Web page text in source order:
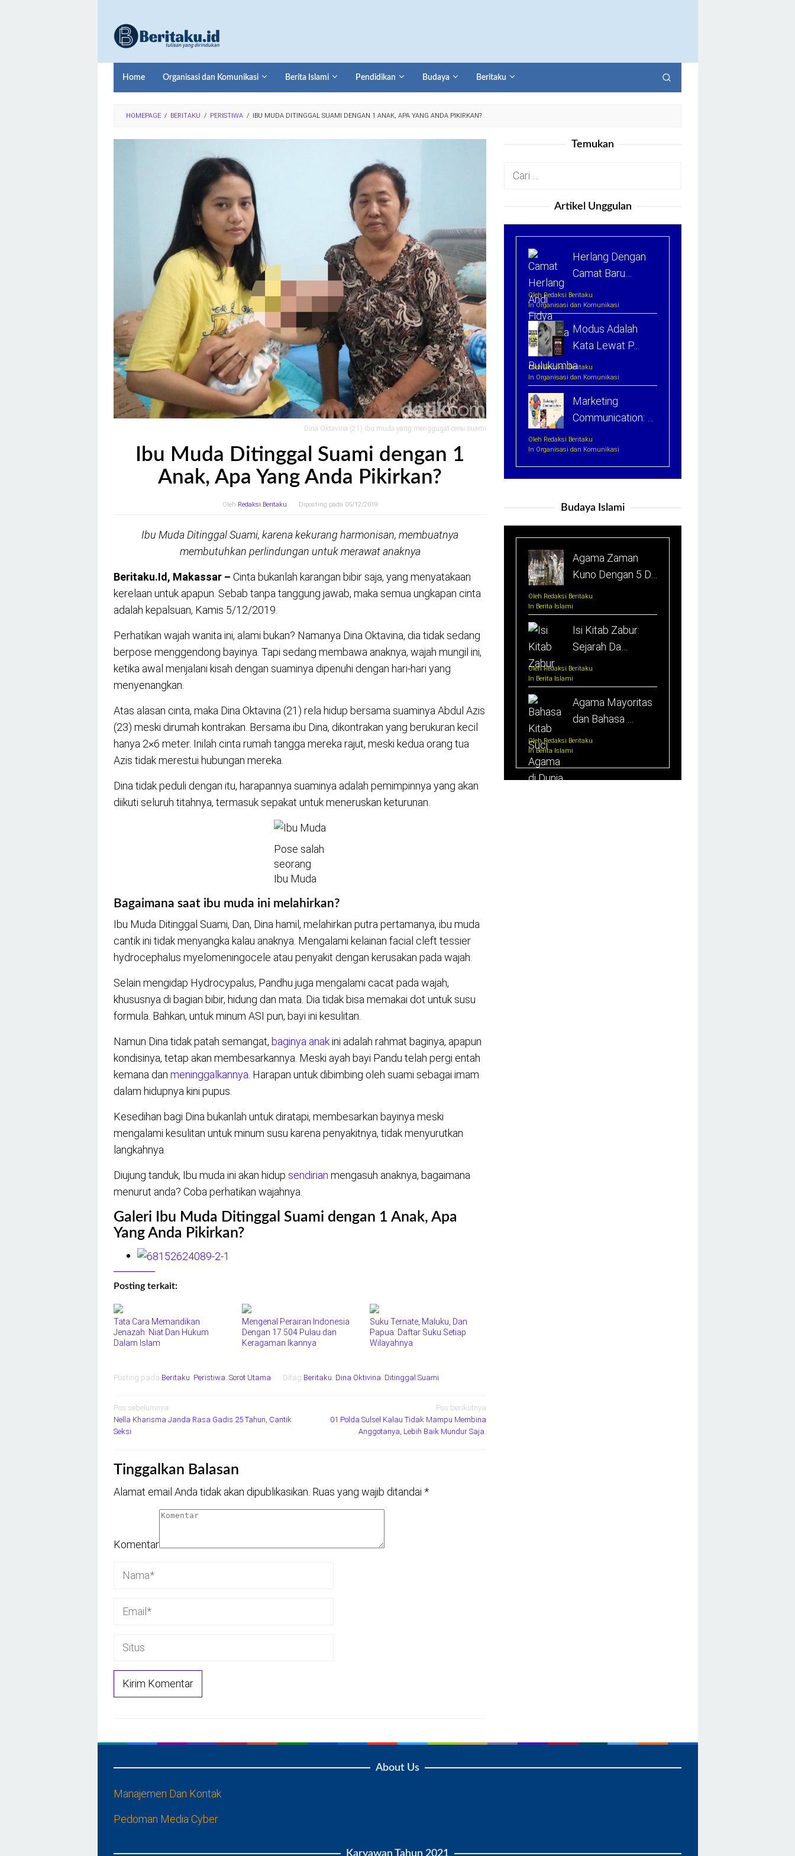
konten
Home Organisasi dan Komunikasi Berita Islami Pendidikan Budaya Beritaku
HOMEPAGE / BERITAKU / PERISTIWA / IBU MUDA DITINGGAL SUAMI DENGAN 1 ANAK, APA YANG ANDA PIKIRKAN?
Dina Oktavina (21) ibu muda yang menggugat cerai suami
Ibu Muda Ditinggal Suami dengan 1
Anak, Apa Yang Anda Pikirkan?
Oleh Redaksi Beritaku Diposting pada 05/12/2019
Ibu Muda Ditinggal Suami, karena kekurang harmonisan, membuatnya
membutuhkan perlindungan untuk merawat anaknya
Beritaku.Id, Makassar – Cinta bukanlah karangan bibir saja, yang menyatakaan
kerelaan untuk apapun. Sebab tanpa tanggung jawab, maka semua ungkapan cinta
adalah kepalsuan, Kamis 5/12/2019.
Perhatikan wajah wanita ini, alami bukan? Namanya Dina Oktavina, dia tidak sedang
berpose menggendong bayinya. Tapi sedang membawa anaknya, wajah mungil ini,
ketika awal menjalani kisah dengan suaminya dipenuhi dengan hari-hari yang
menyenangkan.
Atas alasan cinta, maka Dina Oktavina (21) rela hidup bersama suaminya Abdul Azis
(23) meski dirumah kontrakan. Bersama ibu Dina, dikontrakan yang berukuran kecil
hanya 2×6 meter. Inilah cinta rumah tangga mereka rajut, meski kedua orang tua
Azis tidak merestui hubungan mereka.
Dina tidak peduli dengan itu, harapannya suaminya adalah pemimpinnya yang akan
diikuti seluruh titahnya, termasuk sepakat untuk meneruskan keturunan.
Pose salah
seorang
Ibu Muda
Bagaimana saat ibu muda ini melahirkan?
Ibu Muda Ditinggal Suami, Dan, Dina hamil, melahirkan putra pertamanya, ibu muda
cantik ini tidak menyangka kalau anaknya. Mengalami kelainan facial cleft tessier
hydrocephalus myelomeningocele atau penyakit dengan kerusakan pada wajah.
Selain mengidap Hydrocypalus, Pandhu juga mengalami cacat pada wajah,
khususnya di bagian bibir, hidung dan mata. Dia tidak bisa memakai dot untuk susu
formula. Bahkan, untuk minum ASI pun, bayi ini kesulitan.
Namun Dina tidak patah semangat, baginya anakini adalah rahmat baginya, apapun
kondisinya, tetap akan membesarkannya. Meski ayah bayi Pandu telah pergi entah
kemana dan meninggalkannya. Harapan untuk dibimbing oleh suami sebagai imam
dalam hidupnya kini pupus.
Kesedihan bagi Dina bukanlah untuk diratapi, membesarkan bayinya meski
mengalami kesulitan untuk minum susu karena penyakitnya, tidak menyurutkan
langkahnya.
Diujung tanduk, Ibu muda ini akan hidup sendirian mengasuh anaknya, bagaimana
menurut anda? Coba perhatikan wajahnya.
Galeri Ibu Muda Ditinggal Suami dengan 1 Anak, Apa
Yang Anda Pikirkan?
Posting terkait:
Tata Cara Memandikan
Jenazah: Niat Dan Hukum
Dalam Islam
Mengenal Perairan Indonesia
Dengan 17.504 Pulau dan
Keragaman Ikannya
Suku Ternate, Maluku, Dan
Papua: Daftar Suku Setiap
Wilayahnya
Posting pada Beritaku, Peristiwa, Sorot Utama Ditag Beritaku, Dina Oktivina, Ditinggal Suami
Navigasi
pos
Pos sebelumnya
Nella Kharisma Janda Rasa Gadis 25 Tahun, Cantik
Seksi
Pos berikutnya
01 Polda Sulsel Kalau Tidak Mampu Membina
Anggotanya, Lebih Baik Mundur Saja.
Tinggalkan Balasan
Alamat email Anda tidak akan dipublikasikan. Ruas yang wajib ditandai *
Komentar
Temukan
Cari
Artikel Unggulan
Herlang Dengan
Camat Baru…
Oleh Redaksi Beritaku
In Organisasi dan Komunikasi
Modus Adalah
Kata Lewat P…
Oleh Redaksi Beritaku
In Organisasi dan Komunikasi
Marketing
Communication: …
Oleh Redaksi Beritaku
In Organisasi dan Komunikasi
Budaya Islami
Agama Zaman
Kuno Dengan 5 D…
Oleh Redaksi Beritaku
In Berita Islami
Isi Kitab Zabur:
Sejarah Da…
Oleh Redaksi Beritaku
In Berita Islami
Agama Mayoritas
dan Bahasa …
Oleh Redaksi Beritaku
In Berita Islami
About Us
Manajemen Dan Kontak
Pedoman Media Cyber
Karyawan Tahun 2021